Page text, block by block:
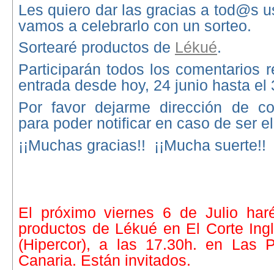
Les quiero dar las gracias a tod@s
vamos a celebrarlo con un sorteo.
Sortearé productos de Lékué.
Participarán todos los comentarios
entrada desde hoy, 24 junio hasta el
Por favor dejarme dirección de
para poder notificar en caso de ser
¡¡Muchas gracias!! ¡¡Mucha suerte!!
El próximo viernes 6 de Julio
productos de Lékué en El Corte
(Hipercor), a las 17.30h. en Las
Canaria. Están invitados.